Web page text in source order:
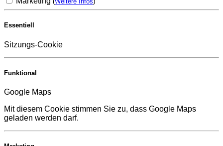
Essentiell
Sitzungs-Cookie
Funktional
Google Maps
Mit diesem Cookie stimmen Sie zu, dass Google Maps
geladen werden darf.